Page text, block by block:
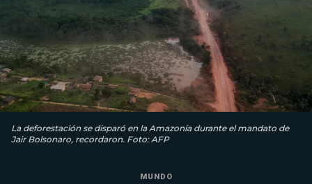
La deforestación se disparó en la Amazonía durante el mandato de
Jair Bolsonaro, recordaron. Foto: AFP
MUNDO